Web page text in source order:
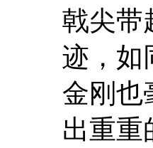
戟尖带
迹，如
金刚也
出重重